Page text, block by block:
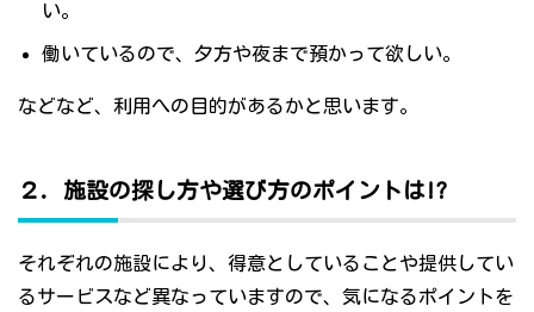
い。
働いているので、夕方や夜まで預かって欲しい。
などなど、利用への目的があるかと思います。
２．施設の探し方や選び方のポイントは!?
それぞれの施設により、得意としていることや提供してい
るサービスなど異なっていますので、気になるポイントを